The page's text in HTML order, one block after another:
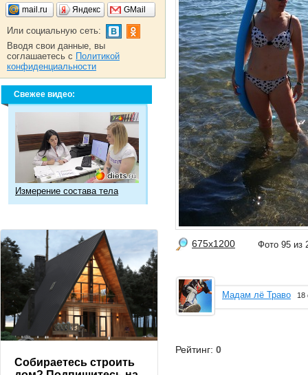
675x1200 Фото 95
Мадам лё Траво 18
Рейтинг: 0
mail.ru Яндекс GMail
Или социальную сеть:
Вводя свои данные, вы
соглашаетесь с Политикой
конфиденциальности
Свежее видео:
Измерение состава тела
Собираетесь строить